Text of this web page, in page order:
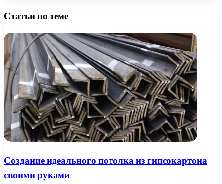
Статьи по теме
Создание идеального потолка из гипсокартона
своими руками